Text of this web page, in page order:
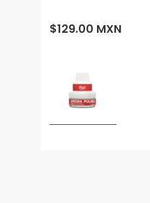
$129.00 MXN